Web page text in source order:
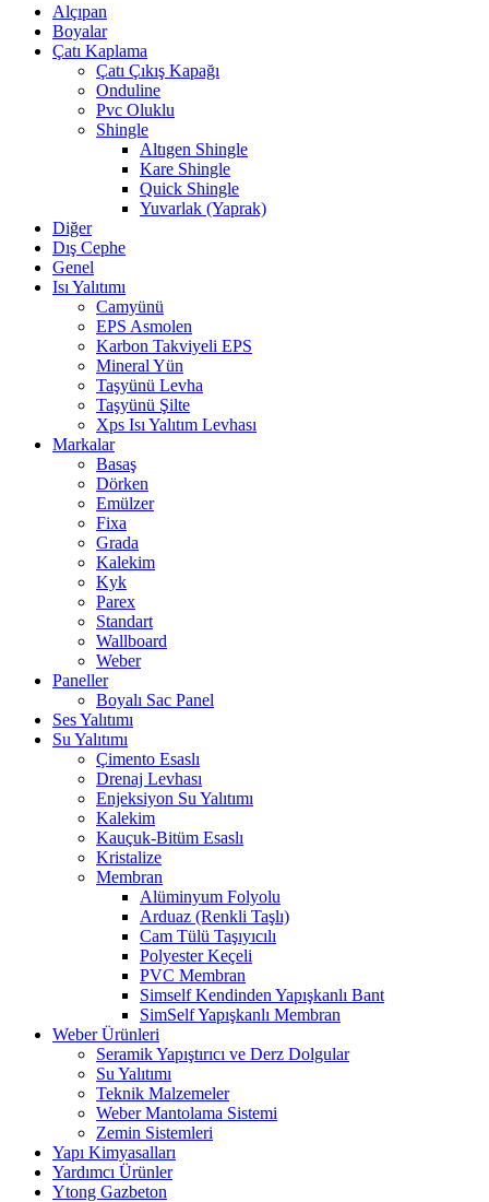
Alçıpan
Boyalar
Çatı Kaplama
Çatı Çıkış Kapağı
Onduline
Pvc Oluklu
Shingle
Altıgen Shingle
Kare Shingle
Quick Shingle
Yuvarlak (Yaprak)
Diğer
Dış Cephe
Genel
Isı Yalıtımı
Camyünü
EPS Asmolen
Karbon Takviyeli EPS
Mineral Yün
Taşyünü Levha
Taşyünü Şilte
Xps Isı Yalıtım Levhası
Markalar
Basaş
Dörken
Emülzer
Fixa
Grada
Kalekim
Kyk
Parex
Standart
Wallboard
Weber
Paneller
Boyalı Sac Panel
Ses Yalıtımı
Su Yalıtımı
Çimento Esaslı
Drenaj Levhası
Enjeksiyon Su Yalıtımı
Kalekim
Kauçuk-Bitüm Esaslı
Kristalize
Membran
Alüminyum Folyolu
Arduaz (Renkli Taşlı)
Cam Tülü Taşıyıcılı
Polyester Keçeli
PVC Membran
Simself Kendinden Yapışkanlı Bant
SimSelf Yapışkanlı Membran
Weber Ürünleri
Seramik Yapıştırıcı ve Derz Dolgular
Su Yalıtımı
Teknik Malzemeler
Weber Mantolama Sistemi
Zemin Sistemleri
Yapı Kimyasalları
Yardımcı Ürünler
Ytong Gazbeton